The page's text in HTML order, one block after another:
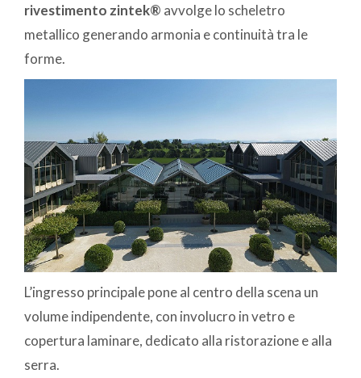
rivestimento zintek® avvolge lo scheletro
metallico generando armonia e continuità tra le
forme.
L’ingresso principale pone al centro della scena un
volume indipendente, con involucro in vetro e
copertura laminare, dedicato alla ristorazione e alla
serra.